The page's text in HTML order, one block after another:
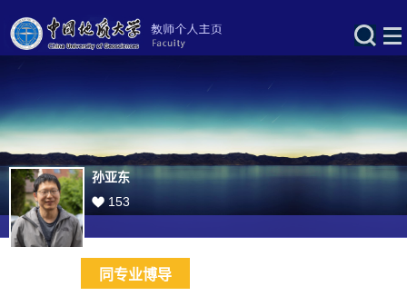
孙亚东
153
同专业博导